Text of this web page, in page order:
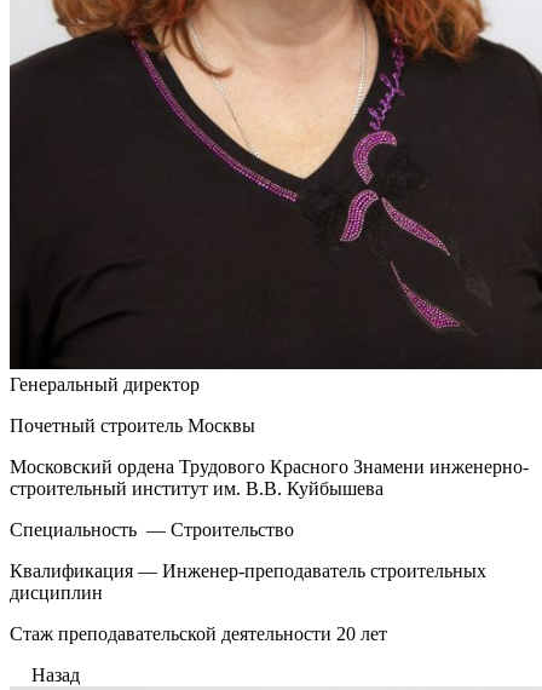
Генеральный директор
Почетный строитель Москвы
Московский ордена Трудового Красного Знамени инженерно-
строительный институт им. В.В. Куйбышева
Специальность — Строительство
Квалификация — Инженер-преподаватель строительных
дисциплин
Стаж преподавательской деятельности 20 лет
Назад